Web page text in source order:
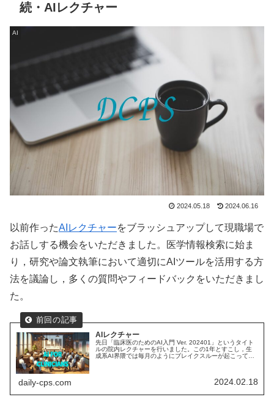
続・AIレクチャー
AI
2024.05.18 2024.06.16
以前作ったAIレクチャーをブラッシュアップして現職場で
お話しする機会をいただきました。医学情報検索に始ま
り，研究や論文執筆において適切にAIツールを活用する方
法を議論し，多くの質問やフィードバックをいただきまし
た。
AIレクチャー
先日「臨床医のためのAI入門 Ver. 202401」というタイト
ルの院内レクチャーを行いました。この1年とすこし，生
成系AI界隈では毎月のようにブレイクスルーが起こってお
daily-cps.com 2024.02.18